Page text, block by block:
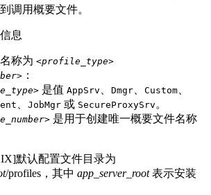
调用概要文件。
息
称为 <profile_type>
：
是值 AppSrv Dmgr Custom
JobMgr 或 SecureProxySrv 。
是用于创建唯一概要文件名称
默认配置文件目录为
/profiles ，其中 app_server_root表示安装